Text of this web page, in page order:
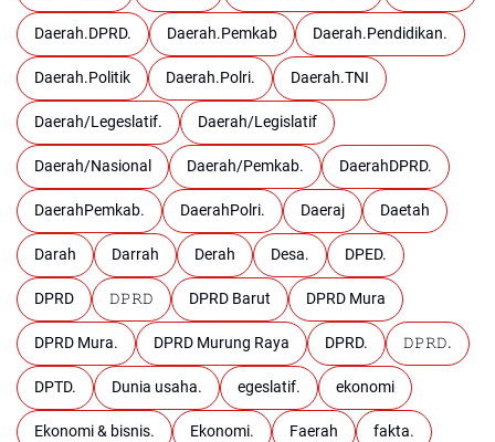
Daerah.DPRD. Daerah.Pemkab Daerah.Pendidikan.
Daerah.Politik Daerah.Polri. Daerah.TNI
Daerah/Legeslatif. Daerah/Legislatif
Daerah/Nasional Daerah/Pemkab. DaerahDPRD.
DaerahPemkab. DaerahPolri. Daeraj Daetah
Darah Darrah Derah Desa. DPED.
DPRD 𝙳𝙿𝚁𝙳 DPRD Barut DPRD Mura
DPRD Mura. DPRD Murung Raya DPRD. 𝙳𝙿𝚁𝙳.
DPTD. Dunia usaha. egeslatif. ekonomi
Ekonomi & bisnis. Ekonomi. Faerah fakta.